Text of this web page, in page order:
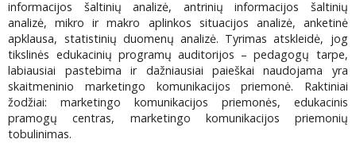
informacijos šaltinių analizė, antrinių informacijos šaltinių
analizė, mikro ir makro aplinkos situacijos analizė, anketinė
apklausa, statistinių duomenų analizė. Tyrimas atskleidė, jog
tikslinės edukacinių programų auditorijos – pedagogų tarpe,
labiausiai pastebima ir dažniausiai paieškai naudojama yra
skaitmeninio marketingo komunikacijos priemonė. Raktiniai
žodžiai: marketingo komunikacijos priemonės, edukacinis
pramogų centras, marketingo komunikacijos priemonių
tobulinimas.